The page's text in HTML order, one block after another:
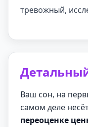
тревожный,
Ваш сон, на
самом деле
переоценке